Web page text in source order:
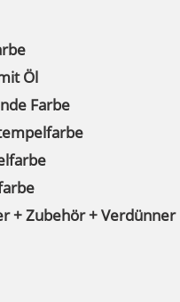
Öl
Farbe
+ Zubehör + Verdünner